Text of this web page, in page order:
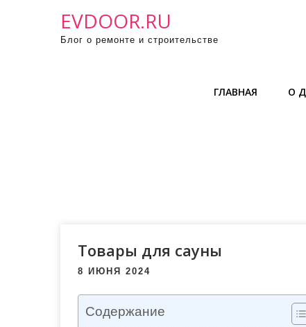
EVDOOR.RU
Блог о ремонте и строительстве
ГЛАВНАЯ О
Товары для сауны
8 ИЮНЯ 2024
Содержание